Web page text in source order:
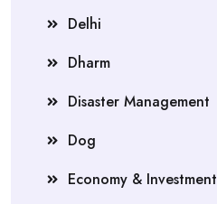
Delhi
Dharm
Disaster Management
Dog
Economy & Investment